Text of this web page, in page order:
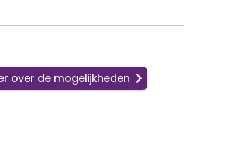
over de mogelijkheden